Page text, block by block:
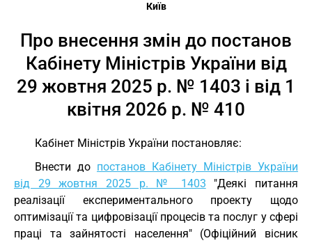
Київ
Про внесення змін до постанов
Кабінету Міністрів України від
29 жовтня 2025 р. № 1403 і від 1
квітня 2026 р. № 410
Кабінет Міністрів України постановляє:
Внести до постанов Кабінету Міністрів України
від 29 жовтня 2025 р. № 1403 "Деякі питання
реалізації експериментального проекту щодо
оптимізації та цифровізації процесів та послуг у сфері
праці та зайнятості населення" (Офіційний вісник